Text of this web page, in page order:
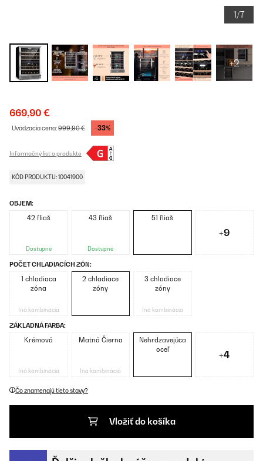
1/7
+2
669,90 €
Uvádzacia cena:999,90 € -33%
Informačný list o produkte
KÓD PRODUKTU: 10041900
OBJEM:
42 fliaš
Dostupné
43 fliaš
Dostupné
51 fliaš
+9
POČET CHLADIACÍCH ZÓN:
1 chladiaca
zóna
Iná kombinácia
2 chladiace
zóny
3 chladiace
zóny
Iná kombinácia
ZÁKLADNÁ FARBA:
Krémová
Iná kombinácia
Matná Čierna
Iná kombinácia
Nehrdzavejúca
oceľ
+4
Čo znamenajú tieto stavy?
Vložiť do košíka